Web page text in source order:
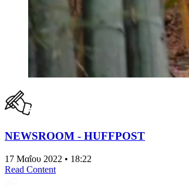
NEWSROOM - HUFFPOST
17 Μαΐου 2022 • 18:22
Read Content